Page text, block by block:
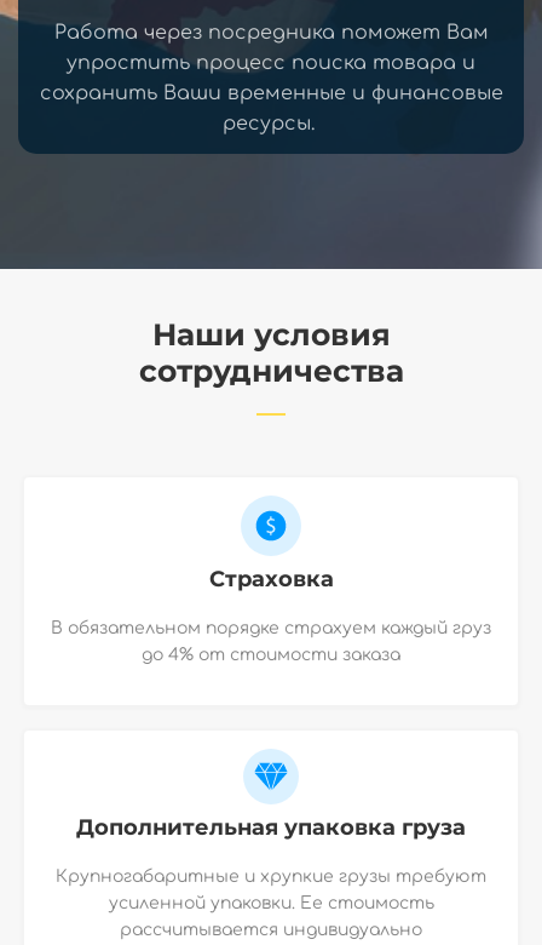
Работа через посредника поможет Вам
упростить процесс поиска товара и
сохранить Ваши временные и финансовые
ресурсы.
Наши условия
сотрудничества
Страховка
В обязательном порядке страхуем каждый груз
до 4% от стоимости заказа
Дополнительная упаковка груза
Крупногабаритные и хрупкие грузы требуют
усиленной упаковки. Ее стоимость
рассчитывается индивидуально